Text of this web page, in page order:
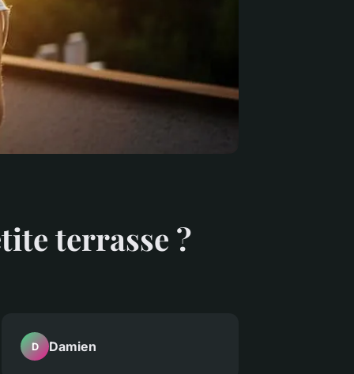
terrasse ?
D Damien